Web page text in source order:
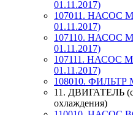
01.11.2017)
107011. НАСОС
01.11.2017)
107110. НАСОС
01.11.2017)
107111. НАСОС
01.11.2017)
108010.
11. ДВИГАТЕЛЬ
охлаждения)